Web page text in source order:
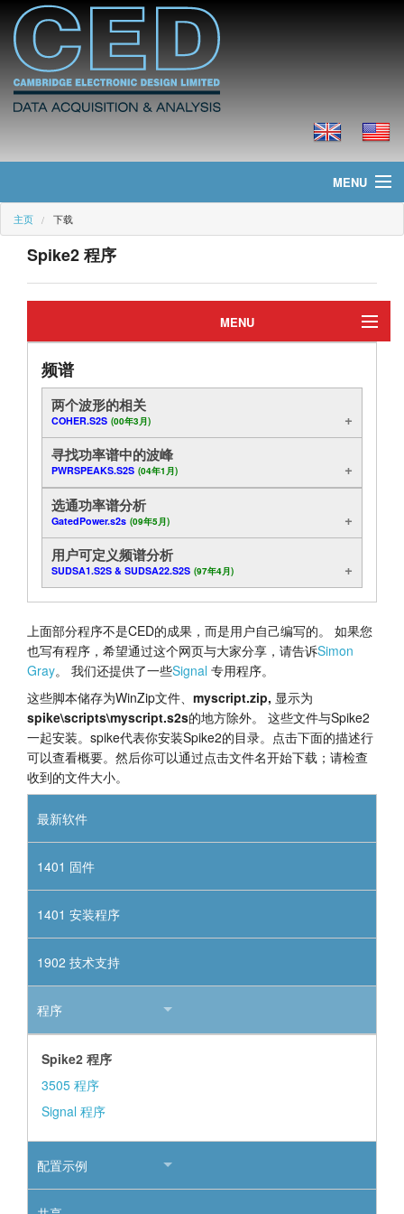
MENU
主页
新聞
产品
价格
主页 下载
Spike2 程序
MENU
控制
在线
频谱
频谱
两个波形的相关
COHER.S2S (00年3月)
寻找功率谱中的波峰
PWRSPEAKS.S2S (04年1月)
选通功率谱分析
GatedPower.s2s (09年5月)
用户可定义频谱分析
SUDSA1.S2S & SUDSA22.S2S (97年4月)
上面部分程序不是CED的成果，而是用户自己编写的。 如果您
也写有程序，希望通过这个网页与大家分享，请告诉Simon
Gray。 我们还提供了一些Signal 专用程序。
这些脚本储存为WinZip文件、 myscript.zip, 显示为
spike\scripts\myscript.s2s的地方除外。 这些文件与Spike2
一起安装。spike代表你安装Spike2的目录。点击下面的描述行
可以查看概要。然后你可以通过点击文件名开始下载；请检查
收到的文件大小。
最新软件
1401 固件
1401 安装程序
1902 技术支持
程序
Spike2 程序
3505 程序
Signal 程序
配置示例